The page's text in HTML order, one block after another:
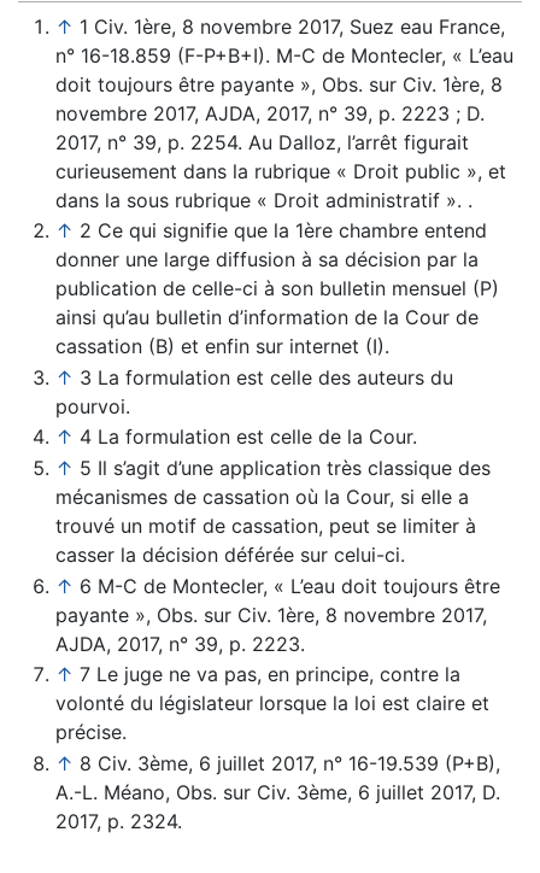
↑ 1 Civ. 1ère, 8 novembre 2017, Suez eau France,
n° 16-18.859 (F-P+B+I). M-C de Montecler, « L’eau
doit toujours être payante », Obs. sur Civ. 1ère, 8
novembre 2017, AJDA, 2017, n° 39, p. 2223 ; D.
2017, n° 39, p. 2254. Au Dalloz, l’arrêt figurait
curieusement dans la rubrique « Droit public », et
dans la sous rubrique « Droit administratif ». .
↑ 2 Ce qui signifie que la 1ère chambre entend
donner une large diffusion à sa décision par la
publication de celle-ci à son bulletin mensuel (P)
ainsi qu’au bulletin d’information de la Cour de
cassation (B) et enfin sur internet (I).
↑ 3 La formulation est celle des auteurs du
pourvoi.
↑ 4 La formulation est celle de la Cour.
↑ 5 Il s’agit d’une application très classique des
mécanismes de cassation où la Cour, si elle a
trouvé un motif de cassation, peut se limiter à
casser la décision déférée sur celui-ci.
↑ 6 M-C de Montecler, « L’eau doit toujours être
payante », Obs. sur Civ. 1ère, 8 novembre 2017,
AJDA, 2017, n° 39, p. 2223.
↑ 7 Le juge ne va pas, en principe, contre la
volonté du législateur lorsque la loi est claire et
précise.
↑ 8 Civ. 3ème, 6 juillet 2017, n° 16-19.539 (P+B),
A.-L. Méano, Obs. sur Civ. 3ème, 6 juillet 2017, D.
2017, p. 2324.